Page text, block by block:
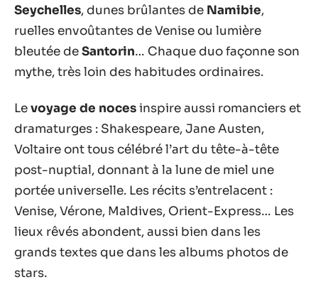
Seychelles, dunes brûlantes de Namibie,
ruelles envoûtantes de Venise ou lumière
bleutée deSantorin… Chaque duo façonne son
mythe, très loin des habitudes ordinaires.
Levoyage de nocesinspire aussi romanciers et
dramaturges : Shakespeare, Jane Austen,
Voltaire ont tous célébré l’art du tête-à-tête
post-nuptial, donnant à la lune de miel une
portée universelle. Les récits s’entrelacent :
Venise, Vérone, Maldives, Orient-Express… Les
lieux rêvés abondent, aussi bien dans les
grands textes que dans les albums photos de
stars.